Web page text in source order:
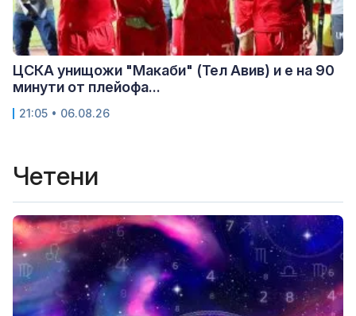
ЦСКА унищожи "Макаби" (Тел Авив) и е на 90
минути от плейофа...
21:05 • 06.08.26
Четени